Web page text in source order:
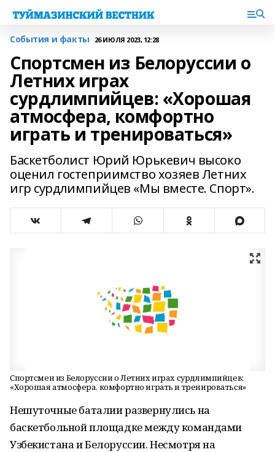
События и факты 26 ИЮЛЯ 2023, 12:28
Спортсмен из Белоруссии о
Летних играх
сурдлимпийцев: «Хорошая
атмосфера, комфортно
играть и тренироваться»
Баскетболист Юрий Юрькевич высоко
оценил гостеприимство хозяев Летних
игр сурдлимпийцев «Мы вместе. Спорт».
Спортсмен из Белоруссии о Летних играх сурдлимпийцев:
«Хорошая атмосфера, комфортно играть и тренироваться»
Нешуточные баталии развернулись на
баскетбольной площадке между командами
Узбекистана и Белоруссии. Несмотря на